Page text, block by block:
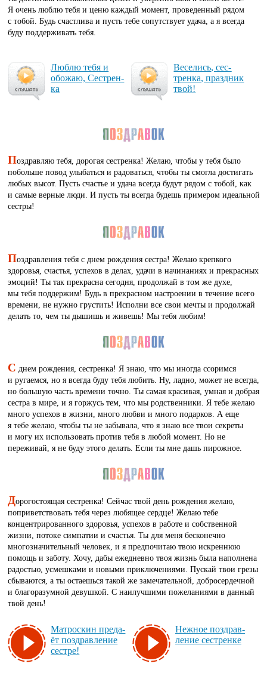
Я очень люблю тебя и ценю каждый момент, проведенный рядом
с тобой. Будь счастлива и пусть тебе сопутствует удача, а я всегда
буду поддерживать тебя.
Люб­лю те­бя и
обо­жаю, Сес­трен­
ка
Ве­се­лись, сес­
трен­ка, праз­дник
твой!
Поздравляю тебя, дорогая сестренка! Желаю, чтобы у тебя было
побольше повод улыбаться и радоваться, чтобы ты смогла достигать
любых высот. Пусть счастье и удача всегда будут рядом с тобой, как
и самые верные люди. И пусть ты всегда будешь примером идеальной
сестры!
Поздравления тебя с днем рождения сестра! Желаю крепкого
здоровья, счастья, успехов в делах, удачи в начинаниях и прекрасных
эмоций! Ты так прекрасна сегодня, продолжай в том же духе,
мы тебя поддержим! Будь в прекрасном настроении в течение всего
времени, не нужно грустить! Исполни все свои мечты и продолжай
делать то, чем ты дышишь и живешь! Мы тебя любим!
С днем рождения, сестренка! Я знаю, что мы иногда ссоримся
и ругаемся, но я всегда буду тебя любить. Ну, ладно, может не всегда,
но большую часть времени точно. Ты самая красивая, умная и добрая
сестра в мире, и я горжусь тем, что мы родственники. Я тебе желаю
много успехов в жизни, много любви и много подарков. А еще
я тебе желаю, чтобы ты не забывала, что я знаю все твои секреты
и могу их использовать против тебя в любой момент. Но не
переживай, я не буду этого делать. Если ты мне дашь пирожное.
Дорогостоящая сестренка! Сейчас твой день рождения желаю,
поприветствовать тебя через любящее сердце! Желаю тебе
концентрированного здоровья, успехов в работе и собственной
жизни, потоке симпатии и счастья. Ты для меня бесконечно
многозначительный человек, и я предпочитаю твою искреннюю
помощь и заботу. Хочу, дабы ежедневно твоя жизнь была наполнена
радостью, усмешками и новыми приключениями. Пускай твои грезы
сбываются, а ты остаешься такой же замечательной, добросердечной
и благоразумной девушкой. С наилучшими пожеланиями в данный
твой день!
Мат­рос­кин пре­да­
ёт поз­драв­ле­ние
сес­тре!
Неж­ное поз­драв­
ле­ние сес­трен­ке